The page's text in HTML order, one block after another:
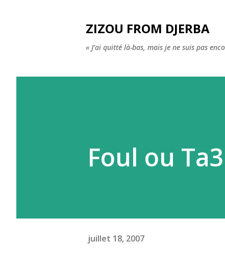
ZIZOU FROM DJERBA
« J’ai quitté là-bas, mais je ne suis pas
Foul ou
juillet 18, 2007